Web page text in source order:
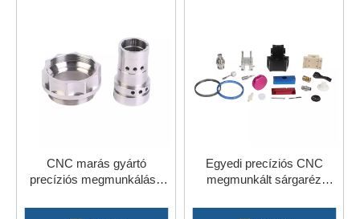
CNC marás gyártó
precíziós megmunkálású
alkatrészek kerékpárokhoz
Egyedi precíziós CNC
megmunkált sárgaréz
csőfeldolgozás